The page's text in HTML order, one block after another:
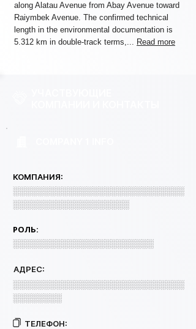
along Alatau Avenue from Abay Avenue toward
Raiymbek Avenue. The confirmed technical
length in the environmental documentation is
5.312 km in double-track terms,... Read more
КОМПАНИЯ:
░░░░░░░░░░░░░░░░░░░░░░░░░░░░
░░░░░░░░░░░░░░░░░░░
РОЛЬ:
░░░░░░░░░░░░░░░░░░░░░░░
АДРЕС:
░░░░░░░░░░░░░░░░░░░░░░░░░░░░
░░░░░░░░
ТЕЛЕФОН: